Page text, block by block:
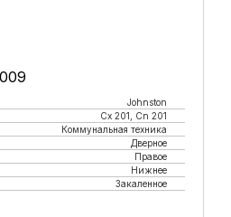
Johnston
Cx 201, Cn 201
Коммунальная техника
Дверное
Правое
Нижнее
Закаленное